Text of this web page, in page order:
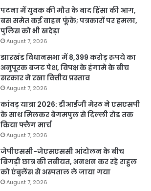
पटना में युवक की मौत के बाद हिंसा की आग,
बस समेत कई वाहन फूंके; पत्रकारों पर हमला,
पुलिस को भी खदेड़ा
August 7, 2026
झारखंड विधानसभा में 8,399 करोड़ रुपये का
अनुपूरक बजट पेश, विपक्ष के हंगामे के बीच
सरकार ने रखा वित्तीय प्रस्ताव
August 7, 2026
कांवड़ यात्रा 2026: डीआईजी मेरठ ने एसएसपी
के साथ मिलकर बेगमपुल से दिल्ली रोड तक
किया फ्लैग मार्च
August 7, 2026
जेपीएससी-जेएसएससी आंदोलन के बीच
बिगड़ी छात्र की तबीयत, अनशन कर रहे राहुल
को एंबुलेंस से अस्पताल ले जाया गया
August 7, 2026